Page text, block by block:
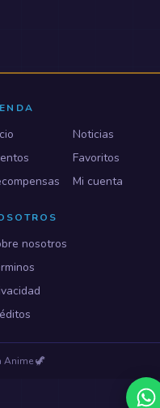
Noticias
Favoritos
Mi cuenta
nosotros
Anime🦖